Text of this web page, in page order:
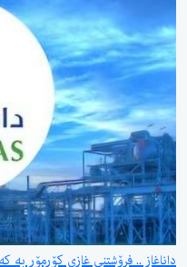
داناغاز .. فڕۆشتنی غازی کۆڕمۆڕ بە